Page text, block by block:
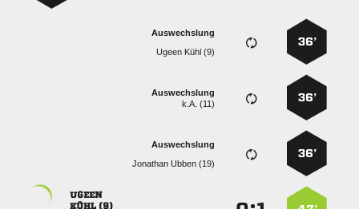
36’
Auswechslung
  
36’
Auswechslung
k.A. (11)
36’
Auswechslung
  

 